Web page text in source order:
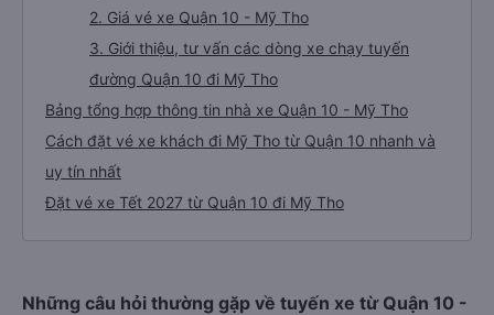
2. Giá vé xe Quận 10 - Mỹ Tho
3. Giới thiệu, tư vấn các dòng xe chạy tuyến
đường Quận 10 đi Mỹ Tho
Bảng tổng hợp thông tin nhà xe Quận 10 - Mỹ Tho
Cách đặt vé xe khách đi Mỹ Tho từ Quận 10 nhanh và
uy tín nhất
Đặt vé xe Tết 2027 từ Quận 10 đi Mỹ Tho
Những câu hỏi thường gặp về tuyến xe từ Quận 10 -